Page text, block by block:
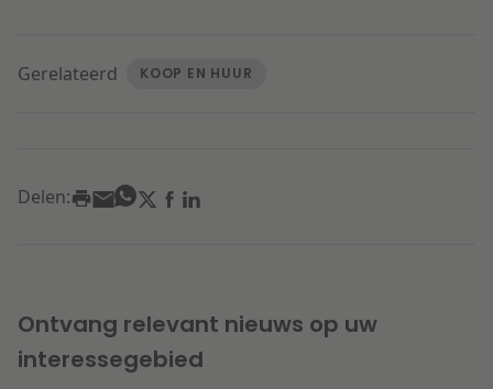
Gerelateerd KOOP EN HUUR
Delen:
Ontvang relevant nieuws op uw
interessegebied